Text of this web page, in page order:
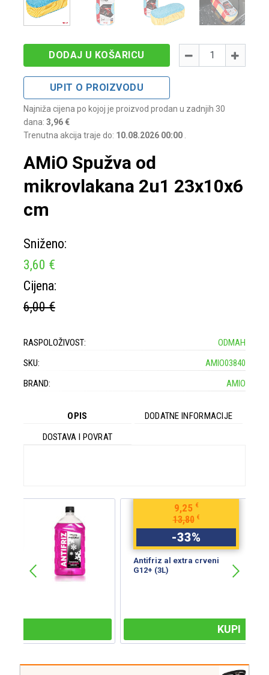
-
Količina +
DODAJ U KOŠARICU
UPIT O PROIZVODU
Najniža cijena po kojoj je proizvod prodan u zadnjih 30
dana: 3,96 €
Trenutna akcija traje do: 10.08.2026 00:00
AMiO Spužva od
mikrovlakana 2u1 23x10x6
cm
Sniženo:
3,60 €
Cijena:
6,00 €
RASPOLOŽIVOST:
ODMAH
SKU:
AMIO03840
BRAND:
AMIO
OPIS
DODATNE INFORMACIJE
DOSTAVA I POVRAT
13,80
-33
Antifriz al extra crveni
G12+ (3L)